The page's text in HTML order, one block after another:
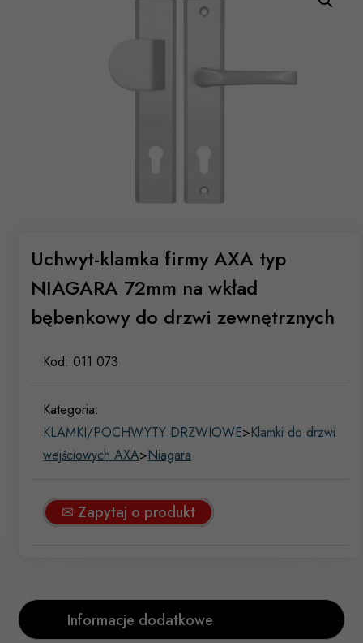
Uchwyt-klamka firmy AXA typ
NIAGARA 72mm na wkład
bębenkowy do drzwi zewnętrznych
Kod: 011 073
Kategoria:
KLAMKI/POCHWYTY DRZWIOWE>Klamki do drzwi
wejściowych AXA>Niagara
✉ Zapytaj o produkt
Informacje dodatkowe